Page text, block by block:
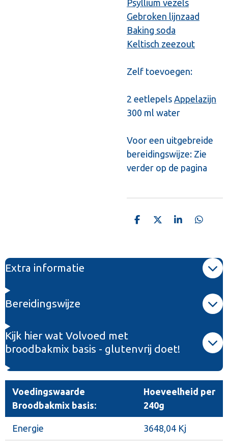
Psyllium vezels
Gebroken lijnzaad
Baking soda
Keltisch zeezout
Zelf toevoegen:
2 eetlepels Appelazijn
300 ml water
Voor een uitgebreide
bereidingswijze: Zie
verder op de pagina
D
n
D
S
e
D
n
Extra informatie
Bereidingswijze
Kijk hier wat Volvoed met
broodbakmix basis - glutenvrij doet!
Voedingswaarde
Broodbakmix basis:
Hoeveelheid per
240g
Energie 3648,04 Kj